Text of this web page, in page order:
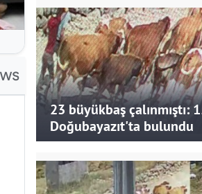
23 büyükbaş çalınmıştı:
Doğubayazıt'ta bulundu